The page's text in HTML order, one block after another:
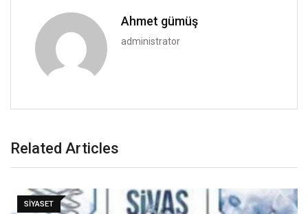
Ahmet gümüş
administrator
Related Articles
SIYASET